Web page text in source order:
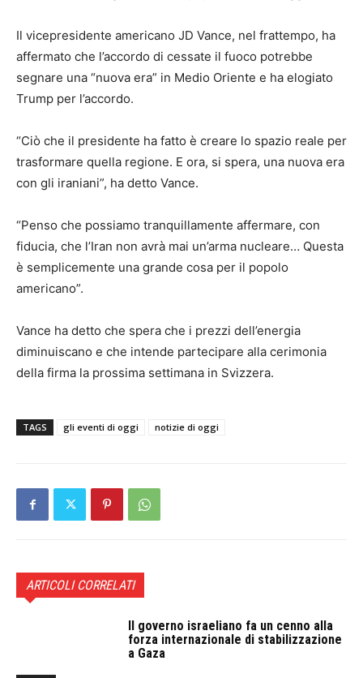
Il vicepresidente americano JD Vance, nel frattempo, ha
affermato che l’accordo di cessate il fuoco potrebbe
segnare una “nuova era” in Medio Oriente e ha elogiato
Trump per l’accordo.
“Ciò che il presidente ha fatto è creare lo spazio reale per
trasformare quella regione. E ora, si spera, una nuova era
con gli iraniani”, ha detto Vance.
“Penso che possiamo tranquillamente affermare, con
fiducia, che l’Iran non avrà mai un’arma nucleare… Questa
è semplicemente una grande cosa per il popolo
americano”.
Vance ha detto che spera che i prezzi dell’energia
diminuiscano e che intende partecipare alla cerimonia
della firma la prossima settimana in Svizzera.
TAGS gli eventi di oggi notizie di oggi
ARTICOLI CORRELATI
Il governo israeliano fa un cenno alla
forza internazionale di stabilizzazione
a Gaza